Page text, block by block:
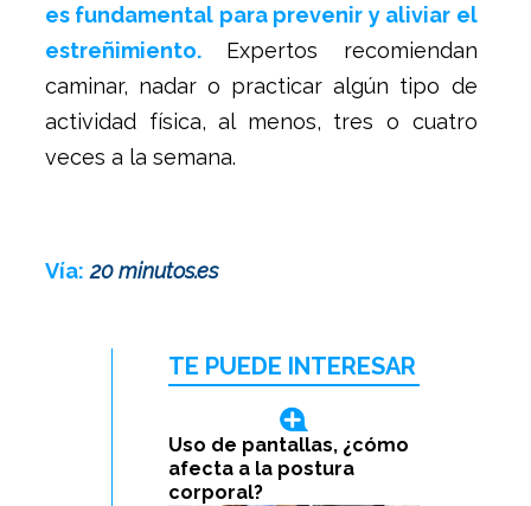
es fundamental para prevenir y aliviar el
estreñimiento. Expertos recomiendan
caminar, nadar o practicar algún tipo de
actividad física, al menos, tres o cuatro
veces a la semana.
Vía: 20 minutos.es
TE PUEDE INTERESAR
Uso de pantallas, ¿cómo
afecta a la postura
corporal?